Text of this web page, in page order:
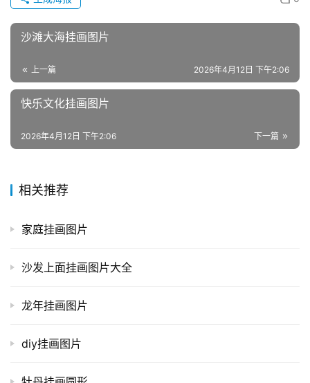
沙滩大海挂画图片
上一篇 2026年4月12日 下午2:06
快乐文化挂画图片
下一篇
2026年4月12日 下午2:06
相关推荐
家庭挂画图片
沙发上面挂画图片大全
龙年挂画图片
diy挂画图片